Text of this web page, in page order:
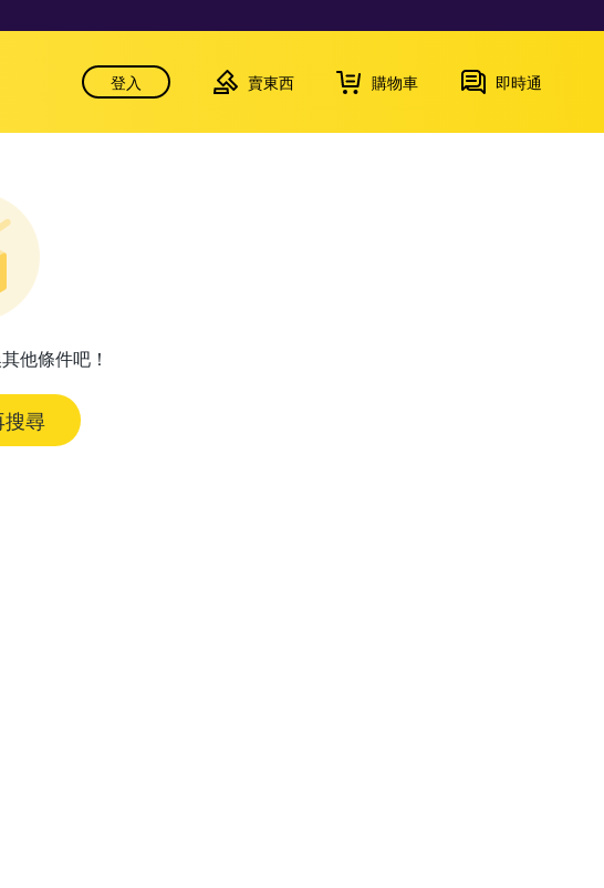
登入 賣東西 購物車 即時通
他條件吧！
尋